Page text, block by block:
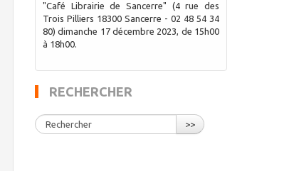
"Café Librairie de Sancerre" (4 rue des
Trois Pilliers 18300 Sancerre - 02 48 54 34
80) dimanche 17 décembre 2023, de 15h00
à 18h00.
RECHERCHER
>>